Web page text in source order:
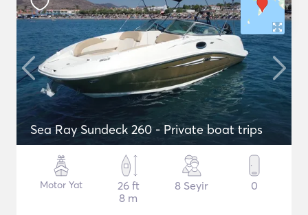
Sea Ray Sundeck 260 - Private boat trips
Motor Yat
26 ft
8 m
8 Seyir 0